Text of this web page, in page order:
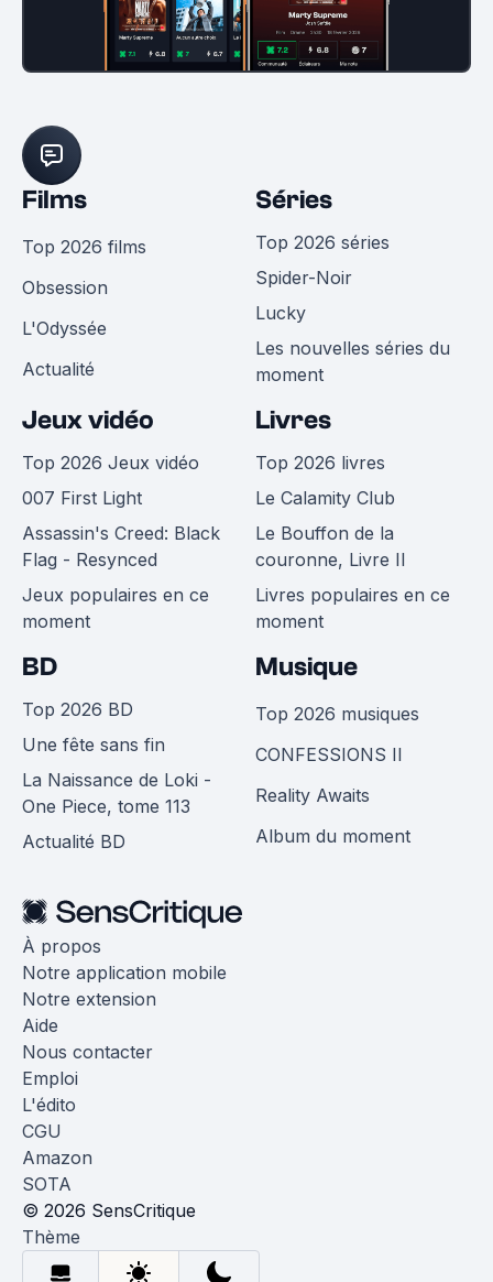
Films
Top 2026 films
Obsession
L'Odyssée
Actualité
Séries
Top 2026 séries
Spider-Noir
Lucky
Les nouvelles séries du
moment
Jeux vidéo
Top 2026 Jeux vidéo
007 First Light
Assassin's Creed: Black
Flag - Resynced
Jeux populaires en ce
moment
Livres
Top 2026 livres
Le Calamity Club
Le Bouffon de la
couronne, Livre II
Livres populaires en ce
moment
BD
Top 2026 BD
Une fête sans fin
La Naissance de Loki -
One Piece, tome 113
Actualité BD
Musique
Top 2026 musiques
CONFESSIONS II
Reality Awaits
Album du moment
À propos
Notre application mobile
Notre extension
Aide
Nous contacter
Emploi
L'édito
CGU
Amazon
SOTA
© 2026 SensCritique
Thème